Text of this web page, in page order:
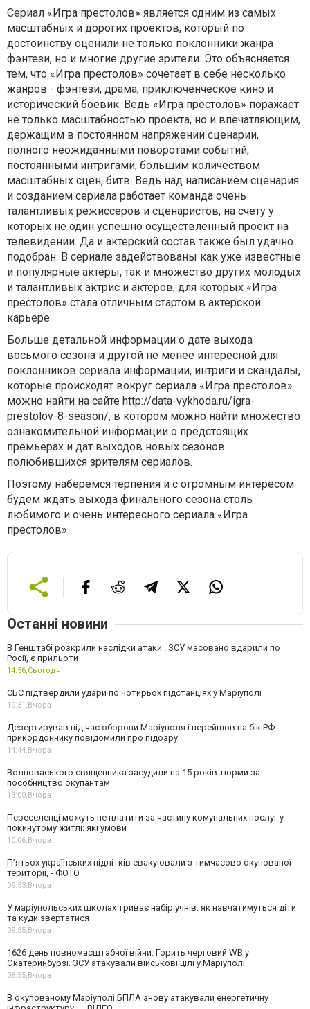
Сериал «Игра престолов» является одним из самых
масштабных и дорогих проектов, который по
достоинству оценили не только поклонники жанра
фэнтези, но и многие другие зрители. Это объясняется
тем, что «Игра престолов» сочетает в себе несколько
жанров - фэнтези, драма, приключенческое кино и
исторический боевик. Ведь «Игра престолов» поражает
не только масштабностью проекта, но и впечатляющим,
держащим в постоянном напряжении сценарии,
полного неожиданными поворотами событий,
постоянными интригами, большим количеством
масштабных сцен, битв. Ведь над написанием сценария
и созданием сериала работает команда очень
талантливых режиссеров и сценаристов, на счету у
которых не один успешно осуществленный проект на
телевидении. Да и актерский состав также был удачно
подобран. В сериале задействованы как уже известные
и популярные актеры, так и множество других молодых
и талантливых актрис и актеров, для которых «Игра
престолов» стала отличным стартом в актерской
карьере.
Больше детальной информации о дате выхода
восьмого сезона и другой не менее интересной для
поклонников сериала информации, интриги и скандалы,
которые происходят вокруг сериала «Игра престолов»
можно найти на сайте http://data-vykhoda.ru/igra-
prestolov-8-season/, в котором можно найти множество
ознакомительной информации о предстоящих
премьерах и дат выходов новых сезонов
полюбившихся зрителям сериалов.
Поэтому наберемся терпения и с огромным интересом
будем ждать выхода финального сезона столь
любимого и очень интересного сериала «Игра
престолов»
Останні новини
В Генштабі розкрили наслідки атаки . ЗСУ масовано вдарили по
Росії, є прильоти
14:56,Сьогодні
СБС підтвердили удари по чотирьох підстанціях у Маріуполі
19:31,Вчора
Дезертирував під час оборони Маріуполя і перейшов на бік РФ:
прикордоннику повідомили про підозру
14:44,Вчора
Волноваського священника засудили на 15 років тюрми за
пособництво окупантам
13:00,Вчора
Переселенці можуть не платити за частину комунальних послуг у
покинутому житлі: які умови
10:06,Вчора
П’ятьох українських підлітків евакуювали з тимчасово окупованої
території, - ФОТО
09:53,Вчора
У маріупольських школах триває набір учнів: як навчатимуться діти
та куди звертатися
09:35,Вчора
1626 день повномасштабної війни. Горить черговий WB у
Єкатеринбурзі. ЗСУ атакували військові цілі у Маріуполі
08:55,Вчора
В окупованому Маріуполі БПЛА знову атакували енергетичну